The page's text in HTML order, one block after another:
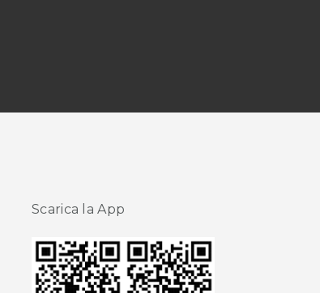
Scarica la App